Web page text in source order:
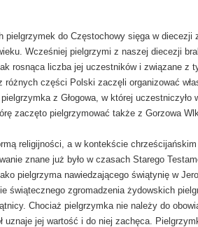
pielgrzymek do Częstochowy sięga w diecezji
Wcześniej pielgrzymi z naszej diecezji
rosnąca liczba jej uczestników i związane z
różnych części Polski zaczęli organizować
z Głogowa, w której uczestniczyło
zaczęto pielgrzymować także z Gorzowa
religijności, a w kontekście
znane już było w czasach Starego
pielgrzyma nawiedzającego świątynię w
świątecznego zgromadzenia żydowskich
Chociaż pielgrzymka nie należy do
uznaje jej wartość i do niej zachęca.